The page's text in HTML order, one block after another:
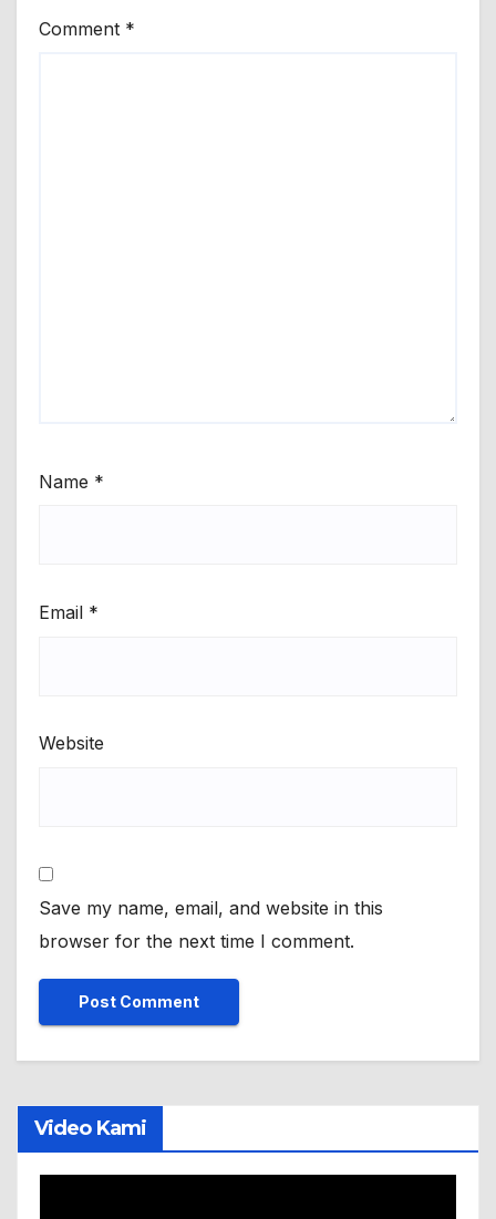
Comment *
Name *
Email *
Website
Save my name, email, and website in this
browser for the next time I comment.
Video Kami